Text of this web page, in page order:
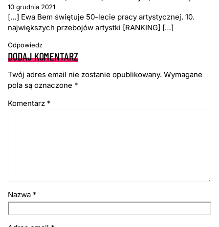
10 grudnia 2021
[…] Ewa Bem świętuje 50-lecie pracy artystycznej. 10.
największych przebojów artystki [RANKING] […]
Odpowiedz
DODAJ KOMENTARZ
Twój adres email nie zostanie opublikowany. Wymagane
pola są oznaczone *
Komentarz *
Nazwa *